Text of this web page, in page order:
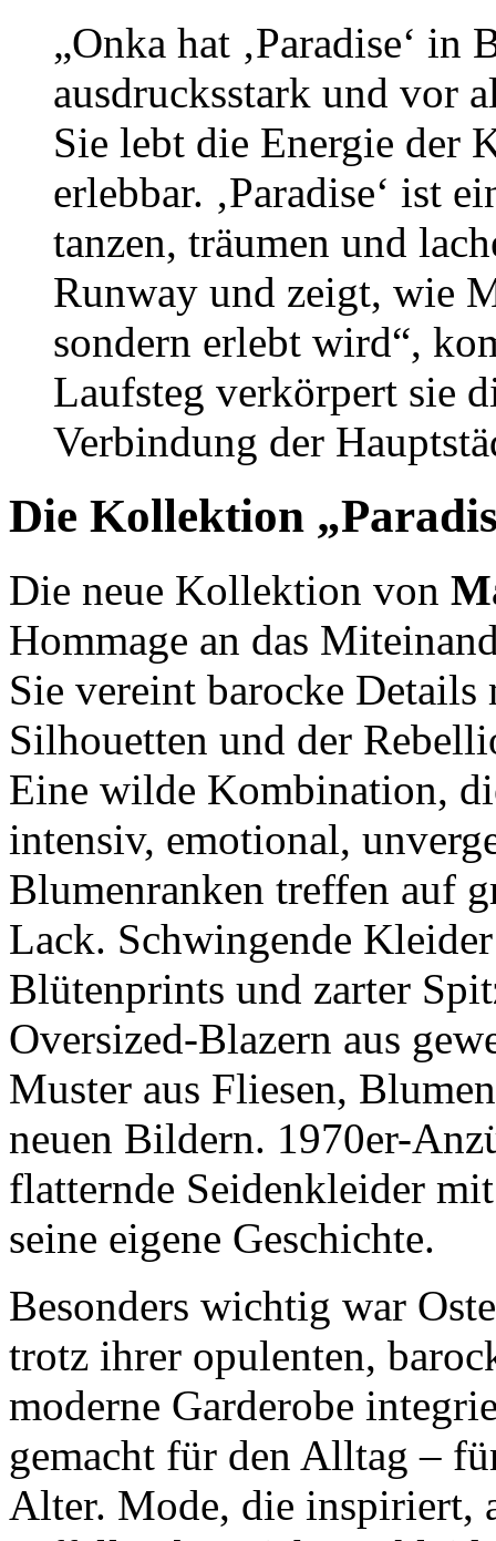
„Onka hat ‚Paradise‘ in
ausdrucksstark und vor
Sie lebt die Energie der
erlebbar. ‚Paradise‘ ist
tanzen, träumen und
Runway und zeigt, wie
sondern erlebt wird“,
Laufsteg verkörpert sie
Verbindung der
Die Kollektion
Die neue Kollektion von
Hommage an das
Sie vereint barocke
Silhouetten und der
Eine wilde Kombination,
intensiv, emotional,
Blumenranken treffen auf
Lack. Schwingende
Blütenprints und zarter
Oversized-Blazern aus
Muster aus Fliesen,
neuen Bildern. 1970er-
flatternde Seidenkleider
seine eigene Geschichte.
Besonders wichtig war
trotz ihrer opulenten,
moderne Garderobe
gemacht für den Alltag –
Alter. Mode, die inspiriert,